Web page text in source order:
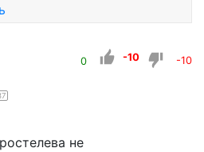
0 -10 -10
не